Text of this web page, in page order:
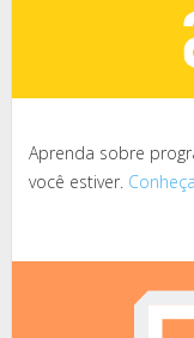
Aprenda sobre
você estiver.